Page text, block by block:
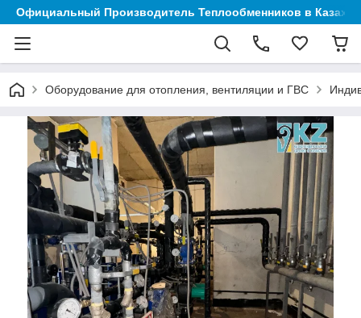
Официальный Производитель Теплообменников в
Оборудование для отопления, вентиляции и ГВС